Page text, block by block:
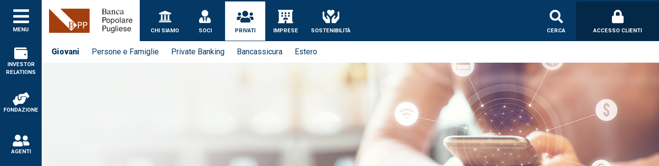
MENU
Banca Popolare Pugliese
CHI SIAMO SOCI PRIVATI IMPRESE SOSTENIBILITÀ
Giovani Persone e Famiglie Private Banking Bancassicura Estero
INVESTOR
RELATIONS
FONDAZIONE
AGENTI
CERCA ACCESSO CLIENTI